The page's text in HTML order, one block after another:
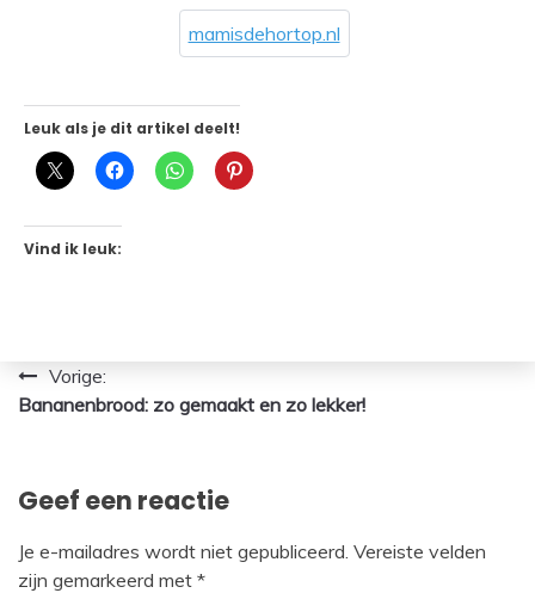
mamisdehortop.nl
Leuk als je dit artikel deelt!
Vind ik leuk:
Bericht
navigatie
Vorige:
Bananenbrood: zo gemaakt en zo lekker!
Geef een reactie
Je e-mailadres wordt niet gepubliceerd. Vereiste velden
zijn gemarkeerd met *